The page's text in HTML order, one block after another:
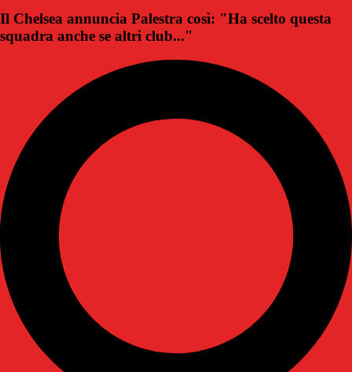
Il Chelsea annuncia Palestra così: "Ha scelto questa
squadra anche se altri club..."